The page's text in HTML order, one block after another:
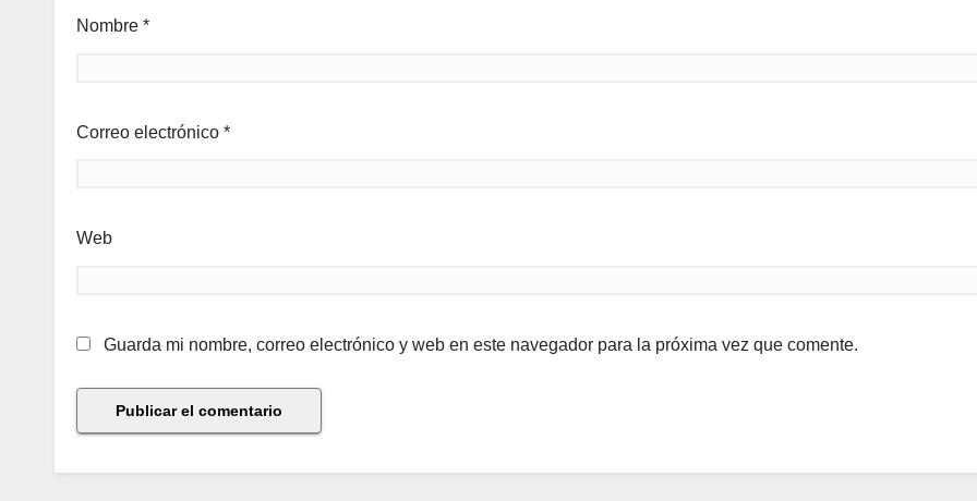
Nombre *
Correo electrónico *
Web
Guarda mi nombre, correo electrónico y web en este navegador para la próxima vez que comente.